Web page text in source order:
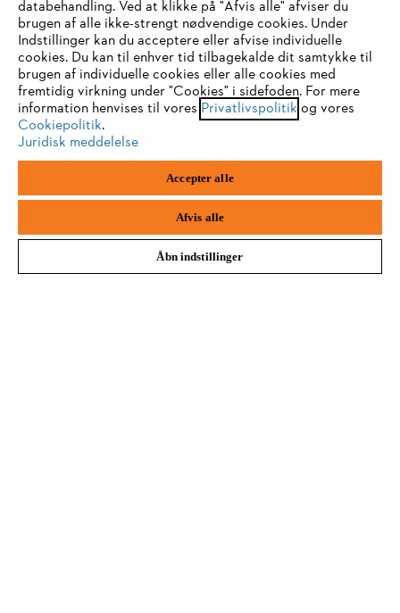
2 - 5 DAGES LEVERINGSTID
30 DAGES GRATIS RETURRET
Betalingsmuligheder
Sie nutzen einen Browser, den wir noch nicht unterstützen. Für
eine optimale Nutzung unserer Seite empfehlen wir Ihnen, zu
einem der folgenden Browser zu wechseln:
Firefox Chrome
databehandling. Ved at klikke på "Afvis alle" afviser du
brugen af alle ikke-strengt nødvendige cookies. Under
Indstillinger kan du acceptere eller afvise individuelle
cookies. Du kan til enhver tid tilbagekalde dit samtykke til
brugen af individuelle cookies eller alle cookies med
fremtidig virkning under "Cookies" i sidefoden. For mere
information henvises til vores Privatlivspolitik og vores
Cookiepolitik.
Juridisk meddelelse
Accepter alle
Afvis alle
Åbn indstillinger